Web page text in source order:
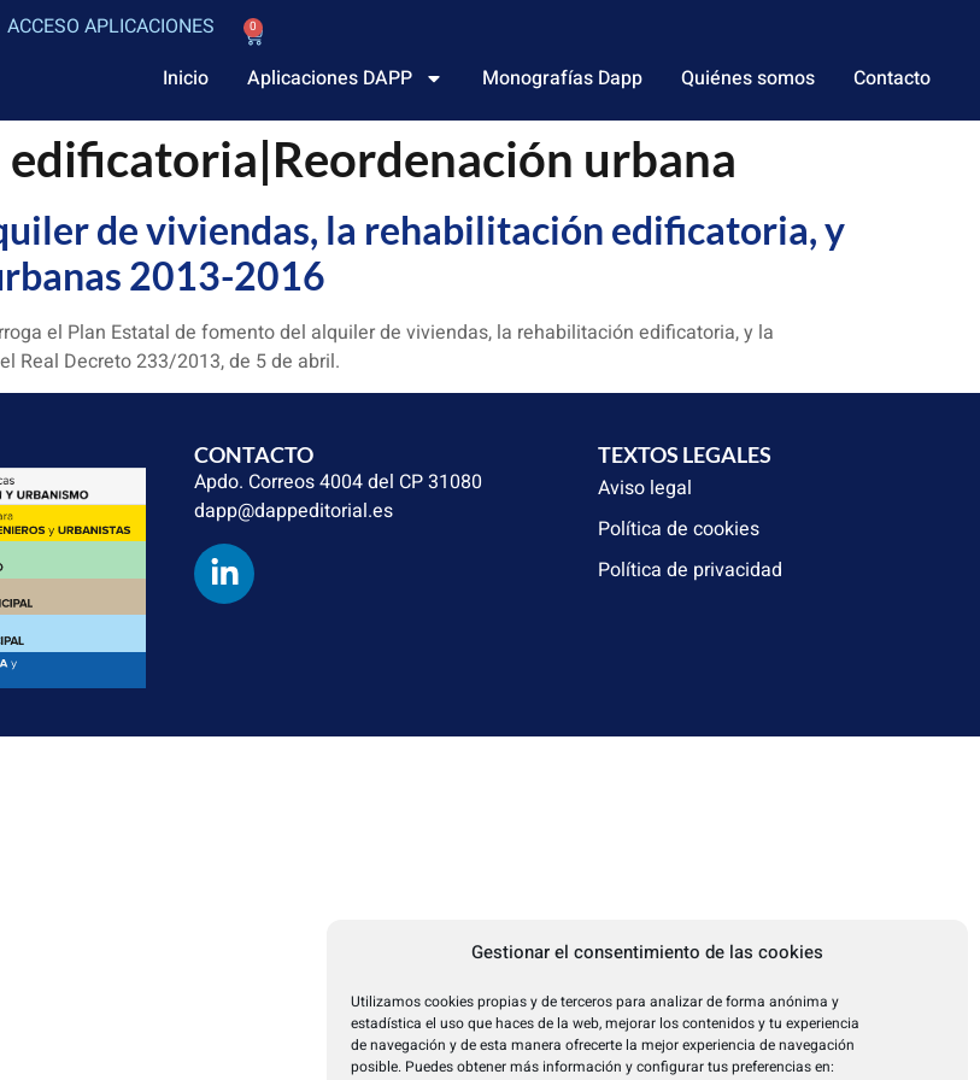
Gestionar el consentimiento de las cookies
Utilizamos cookies propias y de terceros para analizar de forma anónima y
estadística el uso que haces de la web, mejorar los contenidos y tu experiencia
de navegación y de esta manera ofrecerte la mejor experiencia de navegación
posible. Puedes obtener más información y configurar tus preferencias en:
ACCESO APLICACIONES 0
Inicio Aplicaciones DAPP Monografías Dapp Quiénes somos Contacto
urbana
de viviendas, la rehabilitación edificatoria, y
2013-2016
el Plan Estatal de fomento del alquiler de viviendas, la rehabilitación edificatoria, y la
Real Decreto 233/2013, de 5 de abril.
CONTACTO
Apdo. Correos 4004 del CP 31080
dapp@dappeditorial.es
TEXTOS LEGALES
Aviso legal
Política de cookies
Política de privacidad